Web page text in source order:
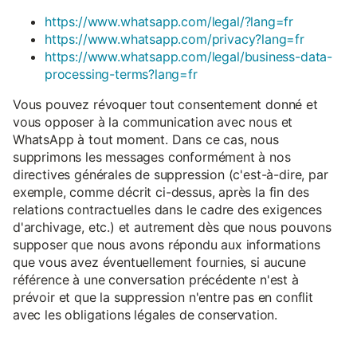
https://www.whatsapp.com/legal/?lang=fr
https://www.whatsapp.com/privacy?lang=fr
https://www.whatsapp.com/legal/business-data-
processing-terms?lang=fr
Vous pouvez révoquer tout consentement donné et
vous opposer à la communication avec nous et
WhatsApp à tout moment. Dans ce cas, nous
supprimons les messages conformément à nos
directives générales de suppression (c'est-à-dire, par
exemple, comme décrit ci-dessus, après la fin des
relations contractuelles dans le cadre des exigences
d'archivage, etc.) et autrement dès que nous pouvons
supposer que nous avons répondu aux informations
que vous avez éventuellement fournies, si aucune
référence à une conversation précédente n'est à
prévoir et que la suppression n'entre pas en conflit
avec les obligations légales de conservation.